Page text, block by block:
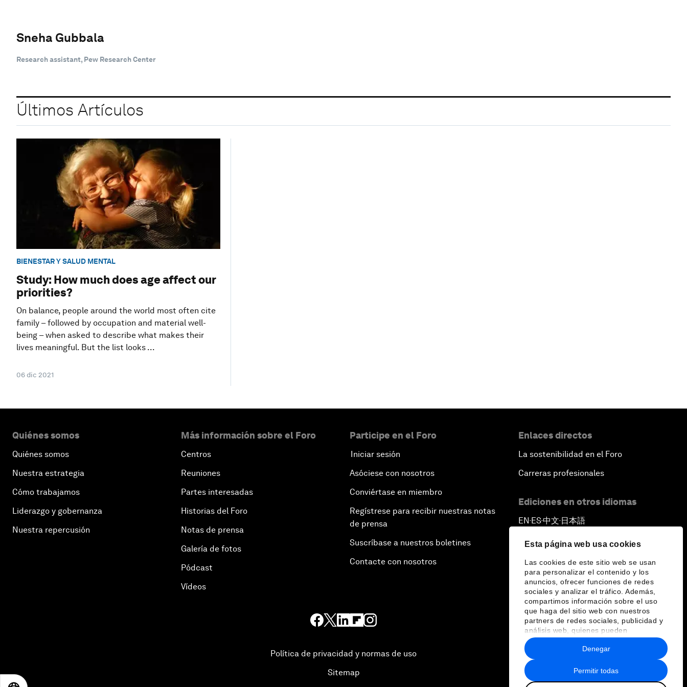
Esta página web usa cookies
Las cookies de este sitio web se usan
para personalizar el contenido y los
anuncios, ofrecer funciones de redes
sociales y analizar el tráfico. Además,
compartimos información sobre el uso
que haga del sitio web con nuestros
partners de redes sociales, publicidad y
análisis web, quienes pueden
combinarla con otra información que les
haya proporcionado o que hayan
recopilado a partir del uso que haya
hecho de sus servicios.
Permitir todas
Denegar
Sneha Gubbala
Research assistant, Pew Research Center
Últimos Artículos
BIENESTAR Y SALUD MENTAL
Study: How much does age affect our
priorities?
On balance, people around the world most often cite
family – followed by occupation and material well-
being – when asked to describe what makes their
lives meaningful. But the list looks ...
06 dic 2021
Quiénes somos
Quiénes somos
Nuestra estrategia
Cómo trabajamos
Liderazgo y gobernanza
Nuestra repercusión
Más información sobre el Foro
Centros
Reuniones
Partes interesadas
Historias del Foro
Notas de prensa
Galería de fotos
Pódcast
Vídeos
Participe en el Foro
Iniciar sesión
Asóciese con nosotros
Conviértase en miembro
Regístrese para recibir nuestras notas
de prensa
Suscríbase a nuestros boletines
Contacte con nosotros
Enlaces directos
La sostenibilidad en el Foro
Carreras profesionales
Ediciones en otros idiomas
EN ▪ ES▪中文▪ 日本語
Política de privacidad y normas de uso
Sitemap